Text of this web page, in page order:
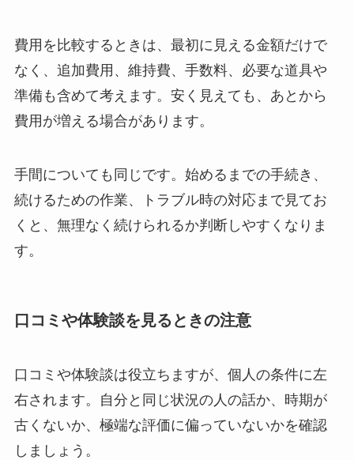
費用を比較するときは、最初に見える金額だけで
なく、追加費用、維持費、手数料、必要な道具や
準備も含めて考えます。安く見えても、あとから
費用が増える場合があります。
手間についても同じです。始めるまでの手続き、
続けるための作業、トラブル時の対応まで見てお
くと、無理なく続けられるか判断しやすくなりま
す。
口コミや体験談を見るときの注意
口コミや体験談は役立ちますが、個人の条件に左
右されます。自分と同じ状況の人の話か、時期が
古くないか、極端な評価に偏っていないかを確認
しましょう。